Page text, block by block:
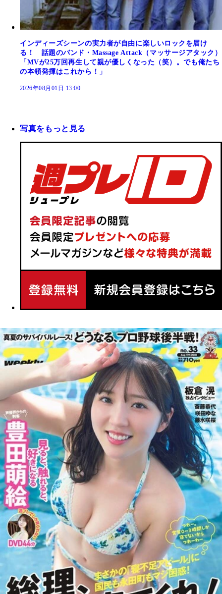
インディーズシーンの実力者が自由に楽しいロックを届け
る！ 話題のバンド・Massage Attack（マッサージアタック）
「MVが25万回再生して親が優しくなった（笑）。でも俺たち
の本領発揮はこれから！」
2026年08月01日 13:00
写真をもっと見る